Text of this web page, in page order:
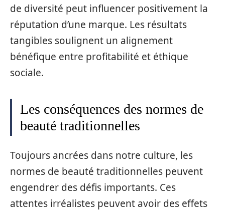
de diversité peut influencer positivement la
réputation d’une marque. Les résultats
tangibles soulignent un alignement
bénéfique entre profitabilité et éthique
sociale.
Les conséquences des normes de
beauté traditionnelles
Toujours ancrées dans notre culture, les
normes de beauté traditionnelles peuvent
engendrer des défis importants. Ces
attentes irréalistes peuvent avoir des effets